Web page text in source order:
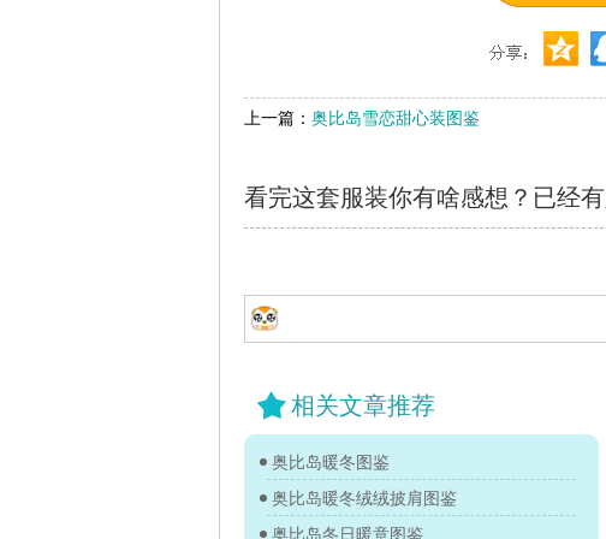
上一篇： 奥比岛雪恋甜心装图鉴
看完这套服装你有啥感想？已经有
相关文章推荐
奥比岛暖冬图鉴
奥比岛暖冬绒绒披肩图鉴
奥比岛冬日暖意图鉴